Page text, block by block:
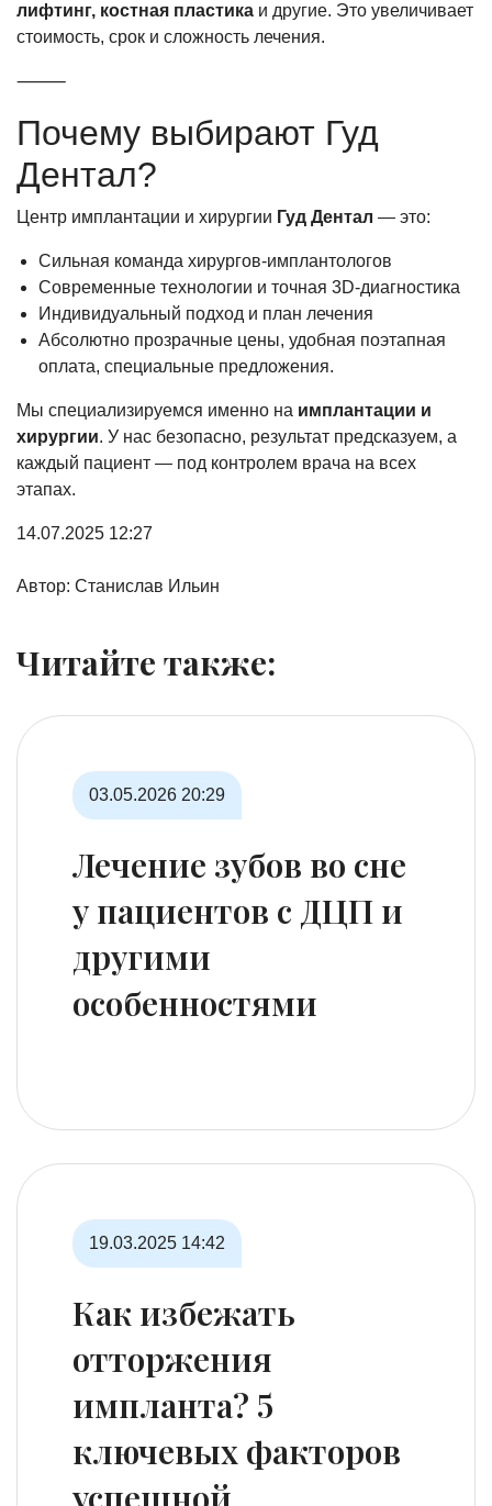
лифтинг, костная пластика и другие. Это увеличивает
стоимость, срок и сложность лечения.
⸻
Почему выбирают Гуд
Дентал?
Центр имплантации и хирургии Гуд Дентал — это:
Сильная команда хирургов-имплантологов
Современные технологии и точная 3D-диагностика
Индивидуальный подход и план лечения
Абсолютно прозрачные цены, удобная поэтапная
оплата, специальные предложения.
Мы специализируемся именно на имплантации и
хирургии. У нас безопасно, результат предсказуем, а
каждый пациент — под контролем врача на всех
этапах.
14.07.2025 12:27
Автор: Станислав Ильин
Читайте также:
03.05.2026 20:29
Лечение зубов во сне
у пациентов с ДЦП и
другими
особенностями
19.03.2025 14:42
Как избежать
отторжения
импланта? 5
ключевых факторов
успешной